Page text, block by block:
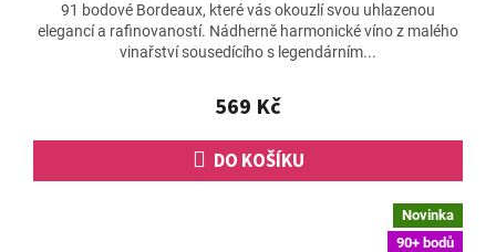
produktu
je
5,0
5
hvězdiček.
569 Kč
DO KOŠÍKU
91 bodové Bordeaux, které vás okouzlí svou uhlazenou
elegancí a rafinovaností. Nádherně harmonické víno z malého
vinařství sousedícího s legendárním...
Novinka
90+ bodů